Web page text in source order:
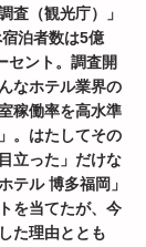
査（観光庁）」
泊者数は5億
セント。調査開
なホテル業界の
稼働率を高水準
。はたしてその
立った」だけな
テル 博多福岡」
を当てたが、今
た理由ととも